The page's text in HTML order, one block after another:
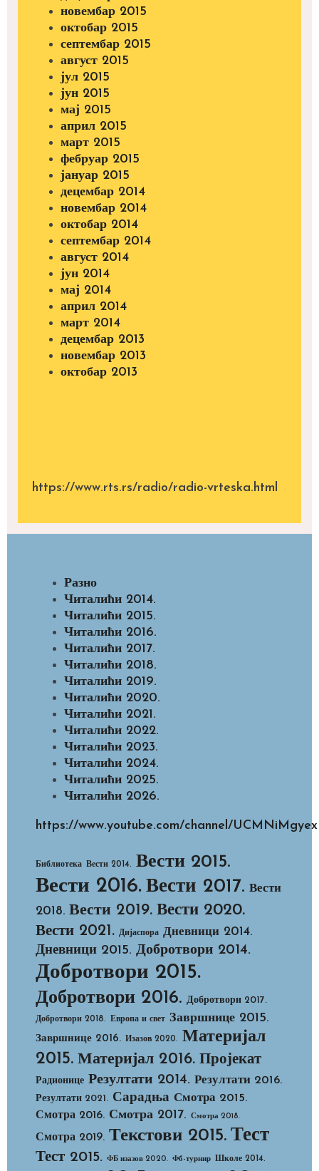
новембар 2015
октобар 2015
септембар 2015
август 2015
јул 2015
јун 2015
мај 2015
април 2015
март 2015
фебруар 2015
јануар 2015
децембар 2014
новембар 2014
октобар 2014
септембар 2014
август 2014
јун 2014
мај 2014
април 2014
март 2014
децембар 2013
новембар 2013
октобар 2013
https://www.rts.rs/radio/radio-vrteska.html
Разно
Читалићи 2014.
Читалићи 2015.
Читалићи 2016.
Читалићи 2017.
Читалићи 2018.
Читалићи 2019.
Читалићи 2020.
Читалићи 2021.
Читалићи 2022.
Читалићи 2023.
Читалићи 2024.
Читалићи 2025.
Читалићи 2026.
https://www.youtube.com/channel/
Библиотека Вести 2014. Вести 2015.
Вести 2016. Вести 2017. Вести
2018. Вести 2019. Вести 2020.
Вести 2021. Дијаспора Дневници 2014.
Дневници 2015. Добротвори 2014.
Добротвори 2015.
Добротвори 2016. Добротвори 2017.
Добротвори 2018. Европа и свет Завршнице 2015.
Завршнице 2016. Изазов 2020. Материјал
2015. Материјал 2016. Пројекат
Радионице Резултати 2014. Резултати 2016.
Резултати 2021. Сарадња Смотра 2015.
Смотра 2016. Смотра 2017. Смотра 2018.
Смотра 2019. Текстови 2015. Тест
Тест 2015. ФБ изазов 2020. Фб-турнир Школе 2014.